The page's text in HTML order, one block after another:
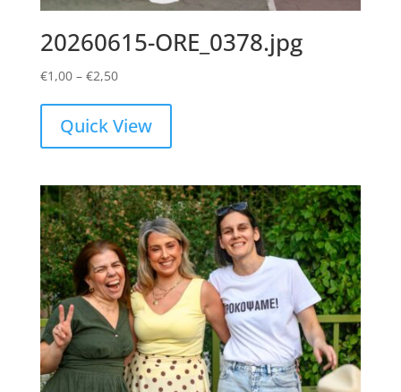
20260615-ORE_0378.jpg
€1,00 – €2,50Price
€1,00
through
Quick View